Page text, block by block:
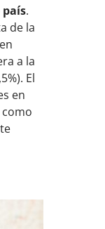
.
de la
a la
El
en